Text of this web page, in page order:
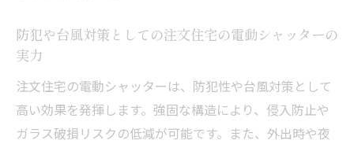
注文住宅で電動シャッター設置を検討すべ
シャッターなし新築のトラブルとその対策
法
注文住宅のシャッター設置場所と最適な選
防犯や台風対策としての注文住宅の電動シャッターの
実力
注文住宅の電動シャッターは、防犯性や台風対策として
高い効果を発揮します。強固な構造により、侵入防止や
ガラス破損リスクの低減が可能です。また、外出時や夜